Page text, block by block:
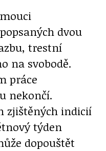
dvou
trestní
na svobodě.
práce
nekončí.
zjištěných indicií
týden
dopouštět